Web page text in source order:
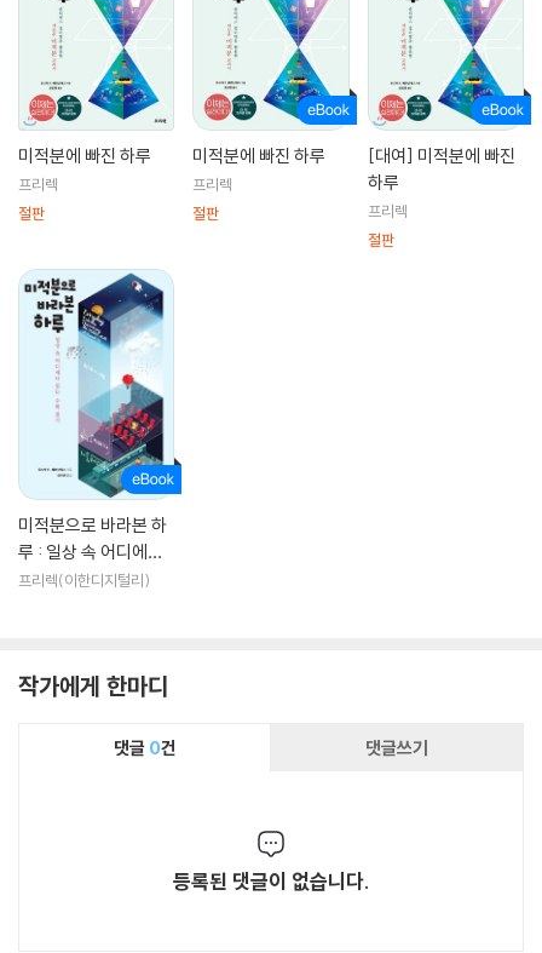
미적분에 빠진 하루
프리렉
절판
미적분에 빠진 하루
프리렉
절판
[대여] 미적분에 빠진
하루
프리렉
절판
미적분으로 바라본 하
루 : 일상 속 어디에나
있는 수학 찾기
프리렉(이한디지털리)
작가에게 한마디
댓글 0건 댓글쓰기
등록된 댓글이 없습니다.